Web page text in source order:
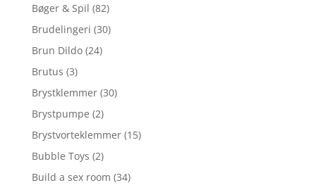
Bøger & Spil (82)
Brudelingeri (30)
Brun Dildo (24)
Brutus (3)
Brystklemmer (30)
Brystpumpe (2)
Brystvorteklemmer (15)
Bubble Toys (2)
Build a sex room (34)